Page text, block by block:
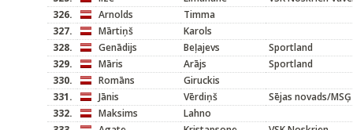
326.
Arnolds
Timma
327.
Mārtiņš
Karols
328.
Genādijs Beļajevs
Sportland
329.
Māris Arājs
Sportland
330.
Romāns
Giruckis
331.
Jānis Vērdiņš
Sējas novads/MSĢ
332.
Maksims
Lahno